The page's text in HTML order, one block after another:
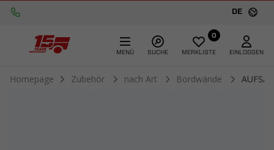
DE
MENÜ SUCHE
0
MERKLISTE EINLOGGEN
Homepage Zubehör nach Art Bordwände